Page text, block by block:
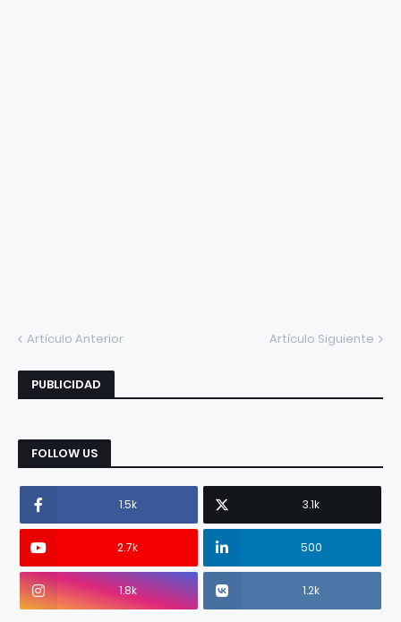
Artículo Anterior Artículo Siguiente
PUBLICIDAD
FOLLOW US
1.5k 3.1k
2.7k 500
1.8k 1.2k